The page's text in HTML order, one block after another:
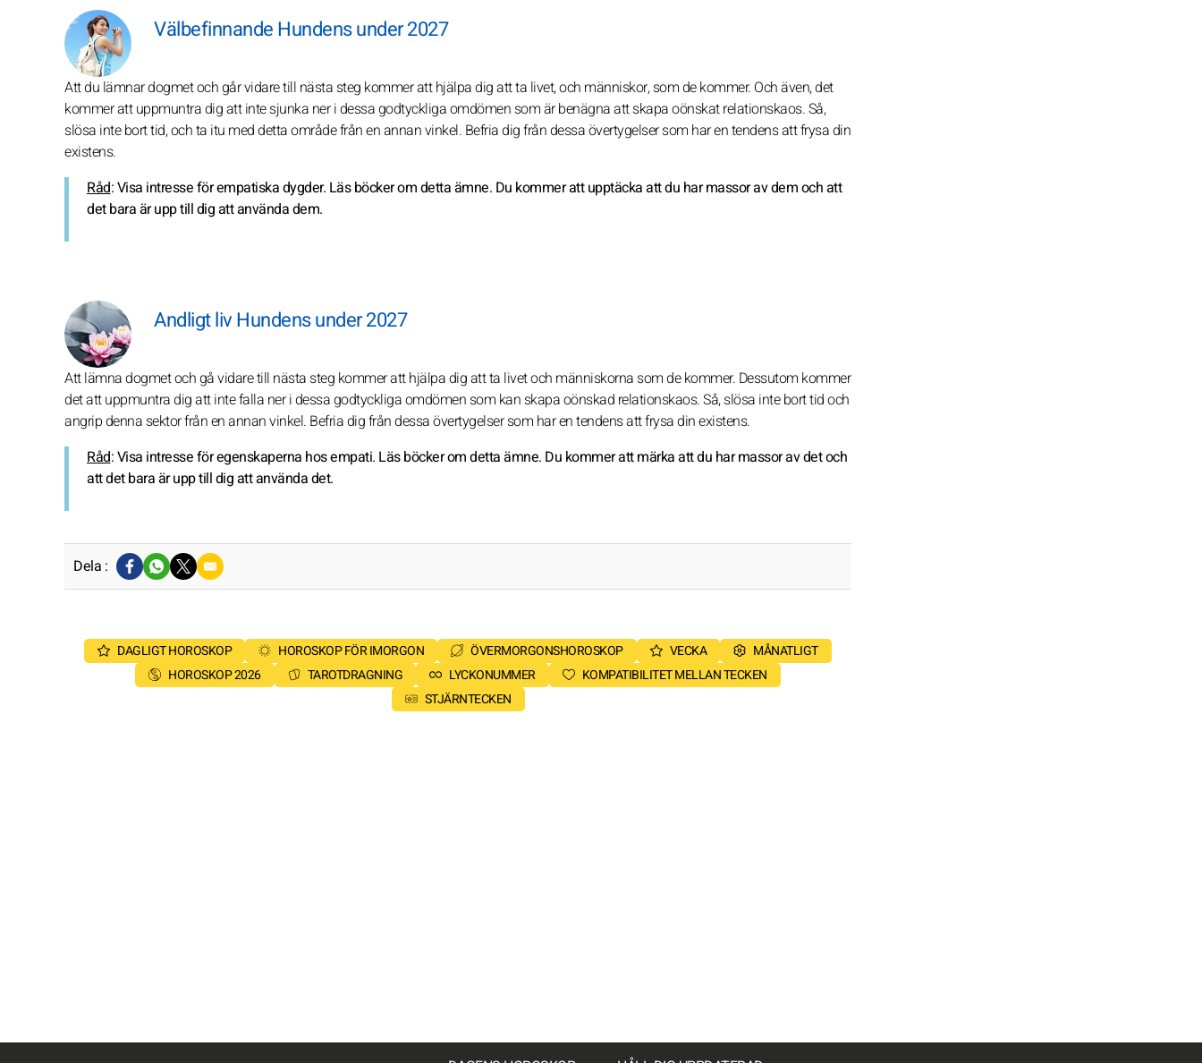
Välbefinnande Hundens under 2027
Att du lämnar dogmet och går vidare till nästa steg kommer att hjälpa dig att ta livet, och människor, som de kommer. Och även, det
kommer att uppmuntra dig att inte sjunka ner i dessa godtyckliga omdömen som är benägna att skapa oönskat relationskaos. Så,
slösa inte bort tid, och ta itu med detta område från en annan vinkel. Befria dig från dessa övertygelser som har en tendens att frysa din
existens.
Råd: Visa intresse för empatiska dygder. Läs böcker om detta ämne. Du kommer att upptäcka att du har massor av dem och att
det bara är upp till dig att använda dem.
Andligt liv Hundens under 2027
Att lämna dogmet och gå vidare till nästa steg kommer att hjälpa dig att ta livet och människorna som de kommer. Dessutom kommer
det att uppmuntra dig att inte falla ner i dessa godtyckliga omdömen som kan skapa oönskad relationskaos. Så, slösa inte bort tid och
angrip denna sektor från en annan vinkel. Befria dig från dessa övertygelser som har en tendens att frysa din existens.
Råd: Visa intresse för egenskaperna hos empati. Läs böcker om detta ämne. Du kommer att märka att du har massor av det och
att det bara är upp till dig att använda det.
Dela :
DAGLIGT HOROSKOP HOROSKOP FÖR IMORGON ÖVERMORGONSHOROSKOP VECKA
MÅNATLIGT
HOROSKOP 2026
TAROTDRAGNING LYCKONUMMER
KOMPATIBILITET MELLAN TECKEN
STJÄRNTECKEN